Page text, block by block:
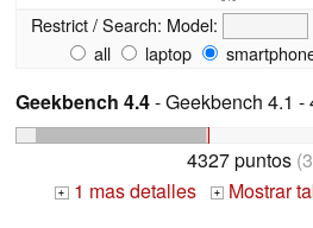
Restrict / Search: Model:
all
laptop
Geekbench 4.4- Geekbench 4.1
4327 puntos
+ 1 mas detalles +
Mostrar